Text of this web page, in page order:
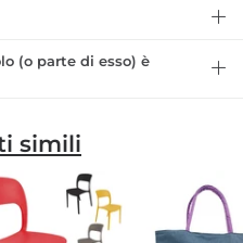
(o parte di esso) è
simili